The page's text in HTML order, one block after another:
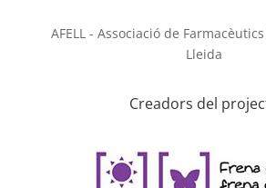
AFELL - Associació de
Lleida
Creadors del